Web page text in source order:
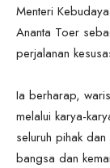
Menteri
Ananta Toer
perjalanan
Ia berharap,
melalui karya-
seluruh pihak
bangsa dan